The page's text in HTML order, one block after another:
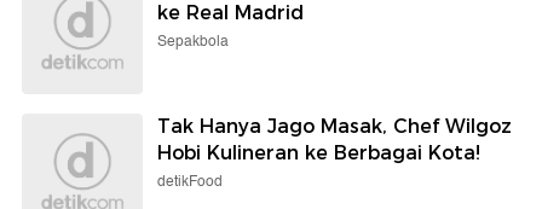
ke Real Madrid
Sepakbola
Tak Hanya Jago Masak, Chef Wilgoz
Hobi Kulineran ke Berbagai Kota!
detikFood